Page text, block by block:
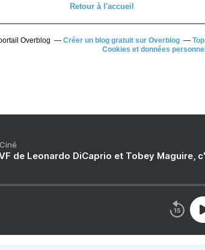
Retour à l'accueil
Overblog Créer un blog gratuit sur Overblog
Cookies et données
de Leonardo DiCaprio et Tobey Maguire,